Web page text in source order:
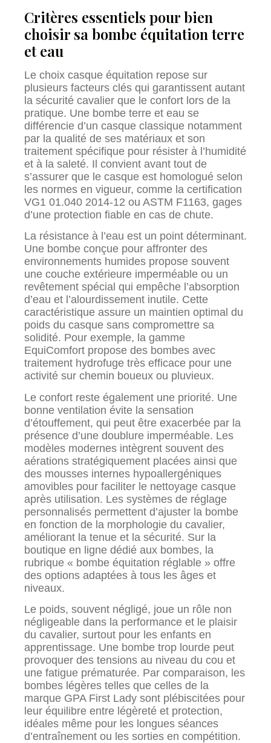
Critères essentiels pour bien
choisir sa bombe équitation terre
et eau
Le choix casque équitation repose sur
plusieurs facteurs clés qui garantissent autant
la sécurité cavalier que le confort lors de la
pratique. Une bombe terre et eau se
différencie d’un casque classique notamment
par la qualité de ses matériaux et son
traitement spécifique pour résister à l’humidité
et à la saleté. Il convient avant tout de
s’assurer que le casque est homologué selon
les normes en vigueur, comme la certification
VG1 01.040 2014-12 ou ASTM F1163, gages
d’une protection fiable en cas de chute.
La résistance à l’eau est un point déterminant.
Une bombe conçue pour affronter des
environnements humides propose souvent
une couche extérieure imperméable ou un
revêtement spécial qui empêche l’absorption
d’eau et l’alourdissement inutile. Cette
caractéristique assure un maintien optimal du
poids du casque sans compromettre sa
solidité. Pour exemple, la gamme
EquiComfort propose des bombes avec
traitement hydrofuge très efficace pour une
activité sur chemin boueux ou pluvieux.
Le confort reste également une priorité. Une
bonne ventilation évite la sensation
d’étouffement, qui peut être exacerbée par la
présence d’une doublure imperméable. Les
modèles modernes intègrent souvent des
aérations stratégiquement placées ainsi que
des mousses internes hypoallergéniques
amovibles pour faciliter le nettoyage casque
après utilisation. Les systèmes de réglage
personnalisés permettent d’ajuster la bombe
en fonction de la morphologie du cavalier,
améliorant la tenue et la sécurité. Sur la
boutique en ligne dédié aux bombes, la
rubrique « bombe équitation réglable » offre
des options adaptées à tous les âges et
niveaux.
Le poids, souvent négligé, joue un rôle non
négligeable dans la performance et le plaisir
du cavalier, surtout pour les enfants en
apprentissage. Une bombe trop lourde peut
provoquer des tensions au niveau du cou et
une fatigue prématurée. Par comparaison, les
bombes légères telles que celles de la
marque GPA First Lady sont plébiscitées pour
leur équilibre entre légèreté et protection,
idéales même pour les longues séances
d’entraînement ou les sorties en compétition.